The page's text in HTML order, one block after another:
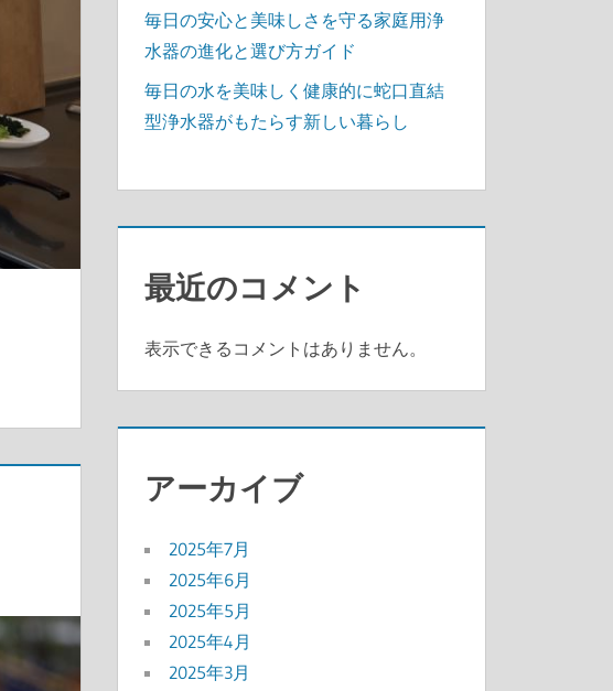
毎日の安心と美味しさを守る家庭用浄
水器の進化と選び方ガイド
毎日の水を美味しく健康的に蛇口直結
型浄水器がもたらす新しい暮らし
最近のコメント
表示できるコメントはありません。
アーカイブ
2025年7月
2025年6月
2025年5月
2025年4月
2025年3月